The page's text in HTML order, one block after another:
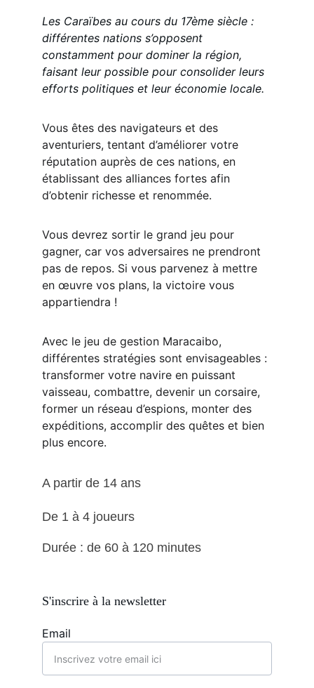
Les Caraïbes au cours du 17ème siècle :
différentes nations s’opposent
constamment pour dominer la région,
faisant leur possible pour consolider leurs
efforts politiques et leur économie locale.
Vous êtes des navigateurs et des
aventuriers, tentant d’améliorer votre
réputation auprès de ces nations, en
établissant des alliances fortes afin
d’obtenir richesse et renommée.
Vous devrez sortir le grand jeu pour
gagner, car vos adversaires ne prendront
pas de repos. Si vous parvenez à mettre
en œuvre vos plans, la victoire vous
appartiendra !
Avec le jeu de gestion Maracaibo,
différentes stratégies sont envisageables :
transformer votre navire en puissant
vaisseau, combattre, devenir un corsaire,
former un réseau d’espions, monter des
expéditions, accomplir des quêtes et bien
plus encore.
A partir de 14 ans
De 1 à 4 joueurs
Durée : de 60 à 120 minutes
Email
S'inscrire à la newsletter